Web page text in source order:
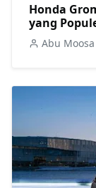
Honda
yang
Abu Moosa